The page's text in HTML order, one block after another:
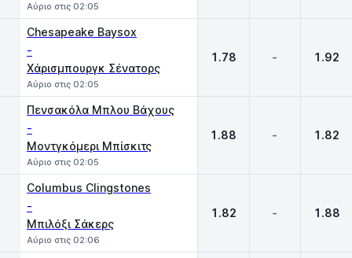
Αύριο στις 02:05
Chesapeake Baysox
-
Χάρισμπουργκ Σένατορς
Αύριο στις 02:05
1.78 - 1.92
Πενσακόλα Μπλου Βάχους
-
Μοντγκόμερι Μπίσκιτς
Αύριο στις 02:05
1.88 - 1.82
Columbus Clingstones
-
Μπιλόξι Σάκερς
Αύριο στις 02:06
1.82 - 1.88